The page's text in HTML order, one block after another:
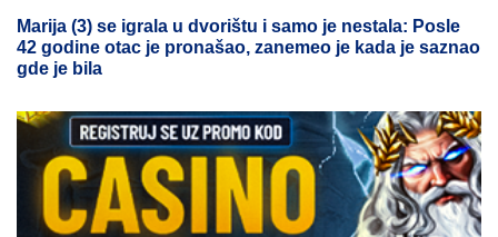
Marija (3) se igrala u dvorištu i samo je nestala: Posle
42 godine otac je pronašao, zanemeo je kada je saznao
gde je bila